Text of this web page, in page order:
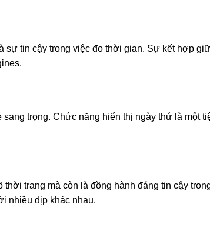
tin cậy trong việc đo thời gian. Sự kết hợp
trọng. Chức năng hiển thị ngày thứ là một
trang mà còn là đồng hành đáng tin cậy
nhiều dịp khác nhau.